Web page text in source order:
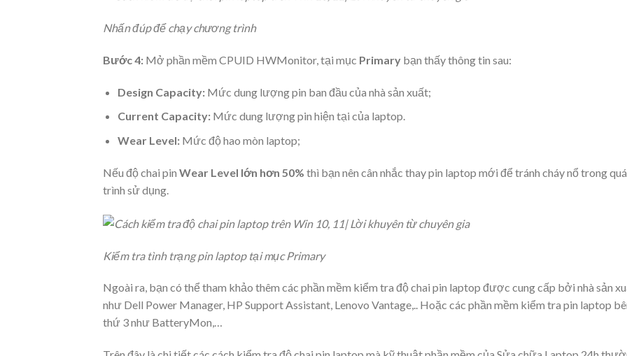
Nhấn đúp để chạy chương trình
Bước 4: Mở phần mềm CPUID HWMonitor, tại mục Primary bạn thấy thông tin sau:
Design Capacity: Mức dung lượng pin ban đầu của nhà sản xuất;
Current Capacity:Mức dung lượng pin hiện tại của laptop.
Wear Level:Mức độ hao mòn laptop;
Nếu độ chai pin Wear Level lớn hơn 50% thì bạn nên cân nhắc thay pin laptop mới để tránh cháy nổ trong quá
trình sử dụng.
Kiểm tra tình trạng pin laptop tại mục Primary
Ngoài ra, bạn có thể tham khảo thêm các phần mềm kiểm tra độ chai pin laptop được cung cấp bởi nhà sản
như Dell Power Manager, HP Support Assistant, Lenovo Vantage,.. Hoặc các phần mềm kiểm tra pin laptop
thứ 3 như BatteryMon,…